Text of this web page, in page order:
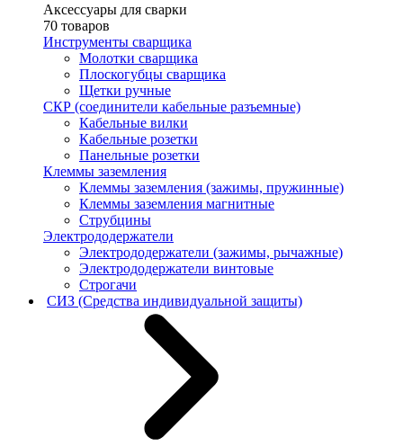
Аксессуары для сварки
70 товаров
Инструменты сварщика
Молотки сварщика
Плоскогубцы сварщика
Щетки ручные
СКР (соединители кабельные разъемные)
Кабельные вилки
Кабельные розетки
Панельные розетки
Клеммы заземления
Клеммы заземления (зажимы, пружинные)
Клеммы заземления магнитные
Струбцины
Электрододержатели
Электрододержатели (зажимы, рычажные)
Электрододержатели винтовые
Строгачи
СИЗ (Средства индивидуальной защиты)